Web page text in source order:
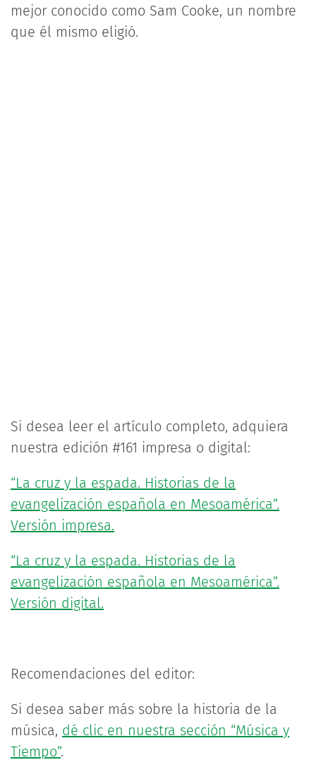
mejor conocido como Sam Cooke, un nombre
que él mismo eligió.
Si desea leer el artículo completo, adquiera
nuestra edición #161 impresa o digital:
“La cruz y la espada. Historias de la
evangelización española en Mesoamérica”.
Versión impresa.
“La cruz y la espada. Historias de la
evangelización española en Mesoamérica”.
Versión digital.
Recomendaciones del editor:
Si desea saber más sobre la historia de la
música, dé clic en nuestra sección “Música y
Tiempo”.